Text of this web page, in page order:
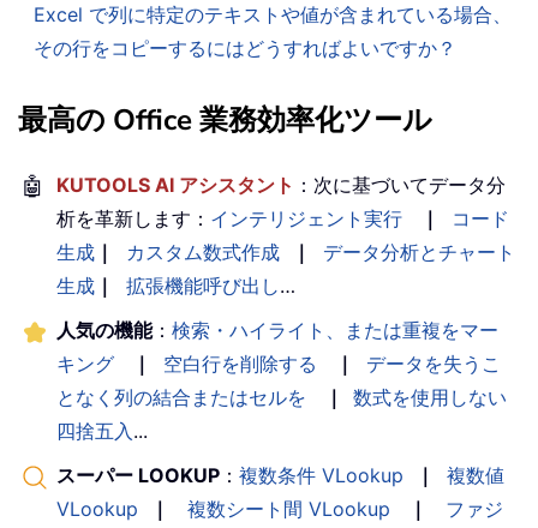
Excel で列に特定のテキストや値が含まれている場合、
その行をコピーするにはどうすればよいですか？
最高の Office 業務効率化ツール
🤖 KUTOOLS AI アシスタント ：次に基づいてデータ分
析を革新します： インテリジェント実行 ｜
コード
生成 ｜ カスタム数式作成 ｜
データ分析とチャート
生成 ｜ 拡張機能呼び出し…
人気の機能： 検索・ハイライト、または重複をマー
キング
｜ 空白行を削除する ｜
データを失うこ
となく列の結合またはセルを
｜
数式を使用しない
四捨五入...
スーパー LOOKUP ： 複数条件 VLookup ｜
複数値
VLookup
｜ 複数シート間 VLookup ｜
ファジ